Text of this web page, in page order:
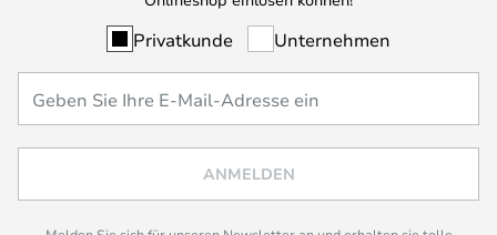
Privatkunde Unternehmen
ANMELDEN